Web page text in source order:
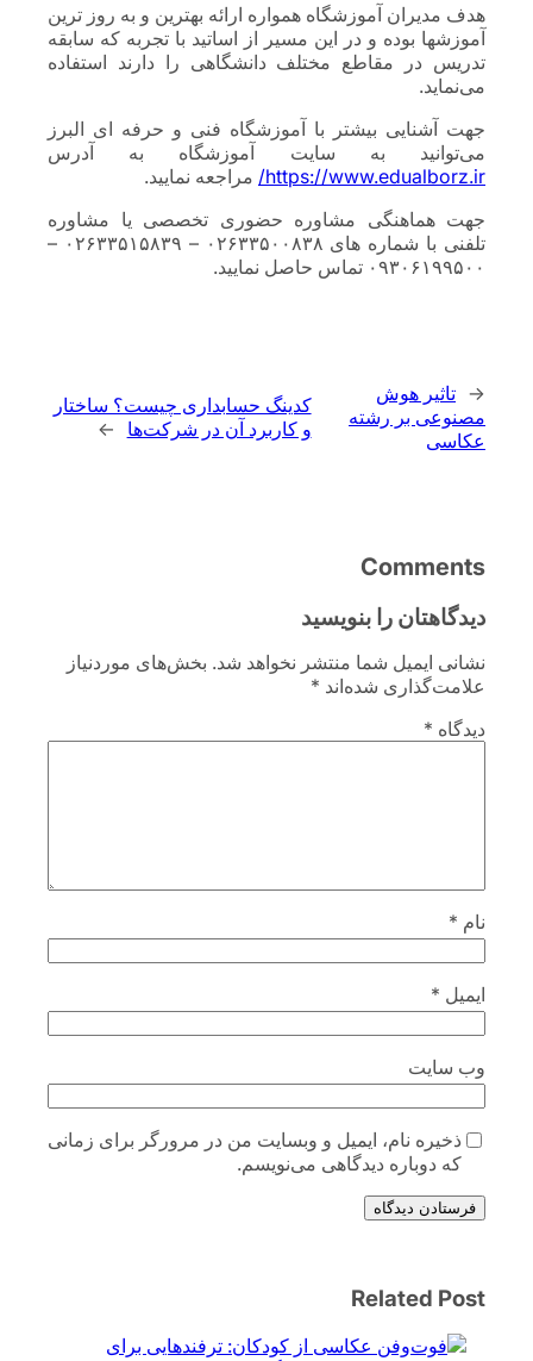
هدف مدیران آموزشگاه همواره ارائه بهترین و به روز ترین
آموزشها بوده و در این مسیر از اساتید با تجربه که سابقه
تدریس در مقاطع مختلف دانشگاهی را دارند استفاده
می‌نماید.
جهت آشنایی بیشتر با آموزشگاه فنی و حرفه ای البرز
می‌توانید به سایت آموزشگاه به آدرس
https://www.edualborz.ir/ مراجعه نمایید.
جهت هماهنگی مشاوره حضوری تخصصی یا مشاوره
تلفنی با شماره های ۰۲۶۳۳۵۰۰۸۳۸ – ۰۲۶۳۳۵۱۵۸۳۹ –
۰۹۳۰۶۱۹۹۵۰۰ تماس حاصل نمایید.
← تاثیر هوش
مصنوعی بر رشته
عکاسی
کدینگ حسابداری چیست؟ ساختار
و کاربرد آن در شرکت‌ها
→
Comments
دیدگاهتان را بنویسید
نشانی ایمیل شما منتشر نخواهد شد. بخش‌های موردنیاز
علامت‌گذاری شده‌اند *
دیدگاه *
نام *
ایمیل *
وب‌ سایت
ذخیره نام، ایمیل و وبسایت من در مرورگر برای زمانی
که دوباره دیدگاهی می‌نویسم.
فرستادن دیدگاه
Related Post